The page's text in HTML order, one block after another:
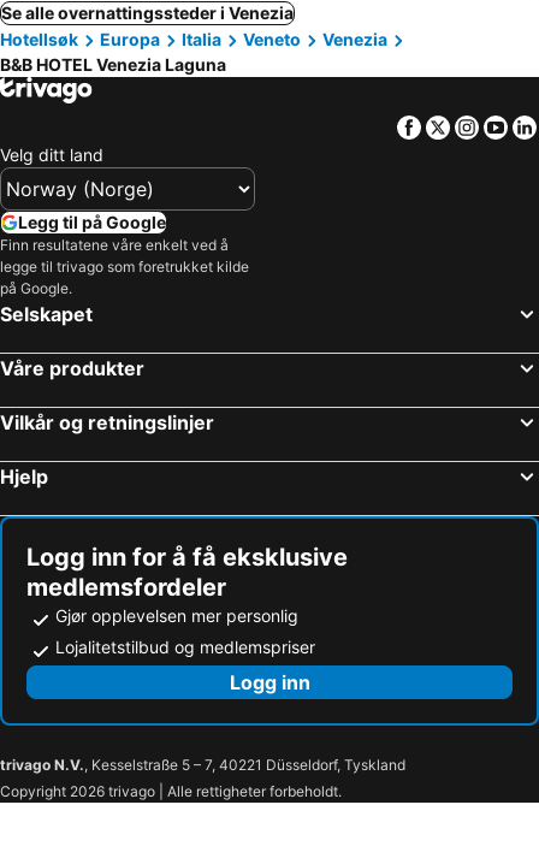
Se alle overnattingssteder i Venezia
Hotellsøk
Europa Italia Veneto
Venezia
B&B HOTEL Venezia Laguna
Facebook
Twitter
Velg ditt land
Legg til på Google
Finn resultatene våre enkelt ved å
legge til trivago som foretrukket kilde
på Google.
Selskapet
Våre produkter
Vilkår og retningslinjer
Hjelp
Logg inn for å få eksklusive
medlemsfordeler
Gjør opplevelsen mer personlig
Lojalitetstilbud og medlemspriser
Logg inn
trivago N.V., Kesselstraße 5 – 7, 40221 Düsseldorf, Tyskland
Copyright 2026 trivago | Alle rettigheter forbeholdt.